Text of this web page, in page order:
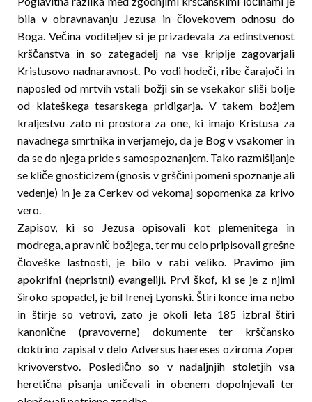
bila v obravnavanju Jezusa in človekovem odnosu do
Boga. Večina voditeljev si je prizadevala za edinstvenost
krščanstva in so zategadelj na vse krip­lje zagovarjali
Kristusovo nadnaravnost. Po vodi hodeči, ribe čarajoči in
naposled od mrtvih vstali božji sin se vsekakor sliši bolje
od klateškega tesarskega pridigarja. V takem božjem
kraljestvu zato ni prostora za one, ki imajo Kristusa za
navadnega smrtnika in verjamejo, da je Bog v vsakomer in
da se do njega pride s samospoznanjem. Tako razmišljanje
se kliče gnosticizem (gnosis v grščini pomeni spoznanje ali
vedenje) in je za Cerkev od vekomaj sopomenka za krivo
vero.
Zapisov, ki so Jezusa opisovali kot plemenitega in
modrega, a prav nič božjega, ter mu celo pripisovali grešne
človeške lastnosti, je bilo v rabi veliko. Pravimo jim
apokrifni (nepristni) evangeliji. Prvi škof, ki se je z njimi
široko spopadel, je bil Irenej Lyonski. Štiri konce ima nebo
in štirje so vetrovi, zato je okoli leta 185 izbral štiri
kanonične (pravoverne) dokumente ter krščansko
doktrino zapisal v delo Adversus haereses oziroma Zoper
krivoverstvo. Posledično so v nadaljnjih stoletjih vsa
heretična pisanja uničevali in ob­en­em dopolnjevali ter